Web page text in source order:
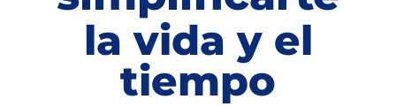
la vida y el
tiempo